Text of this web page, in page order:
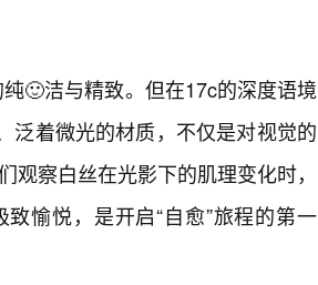
🙂洁与精致。但在17c的深度语境
泛着微光的材质，不仅是对视觉的
观察白丝在光影下的肌理变化时，
愉悦，是开启“自愈”旅程的第一